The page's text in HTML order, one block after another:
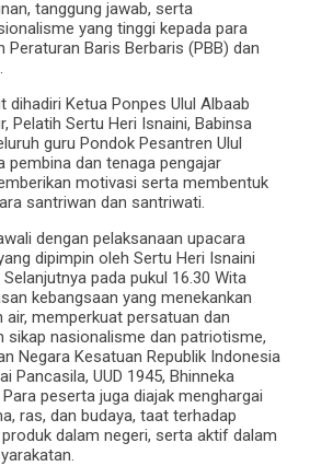
tanggung jawab, serta
yang tinggi kepada para
Peraturan Baris Berbaris (PBB) dan
Ketua Ponpes Ulul Albaab
Pelatih Sertu Heri Isnaini, Babinsa
guru Pondok Pesantren Ulul
pembina dan tenaga pengajar
motivasi serta membentuk
santriwan dan santriwati.
dengan pelaksanaan upacara
dipimpin oleh Sertu Heri Isnaini
pada pukul 16.30 Wita
kebangsaan yang menekankan
memperkuat persatuan dan
sikap nasionalisme dan patriotisme,
Negara Kesatuan Republik Indonesia
Pancasila, UUD 1945, Bhinneka
Para peserta juga diajak menghargai
ras, dan budaya, taat terhadap
dalam negeri, serta aktif dalam